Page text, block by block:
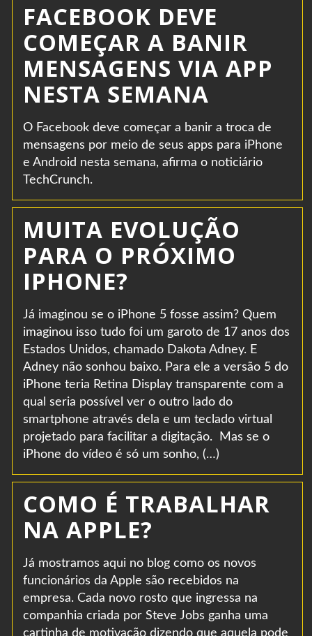
FACEBOOK DEVE
COMEÇAR A BANIR
MENSAGENS VIA APP
NESTA SEMANA
O Facebook deve começar a banir a troca de
mensagens por meio de seus apps para iPhone
e Android nesta semana, afirma o noticiário
TechCrunch.
MUITA EVOLUÇÃO
PARA O PRÓXIMO
IPHONE?
Já imaginou se o iPhone 5 fosse assim? Quem
imaginou isso tudo foi um garoto de 17 anos dos
Estados Unidos, chamado Dakota Adney. E
Adney não sonhou baixo. Para ele a versão 5 do
iPhone teria Retina Display transparente com a
qual seria possível ver o outro lado do
smartphone através dela e um teclado virtual
projetado para facilitar a digitação. Mas se o
iPhone do vídeo é só um sonho, (…)
COMO É TRABALHAR
NA APPLE?
Já mostramos aqui no blog como os novos
funcionários da Apple são recebidos na
empresa. Cada novo rosto que ingressa na
companhia criada por Steve Jobs ganha uma
cartinha de motivação dizendo que aquela pode